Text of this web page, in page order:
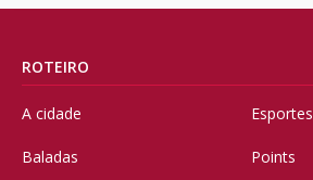
ROTEIRO
A cidade
Baladas
Esportes
Points